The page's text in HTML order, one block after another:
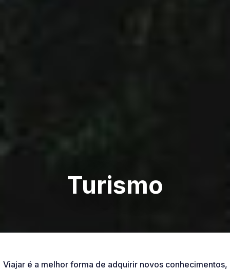
Turismo
Viajar é a melhor forma de adquirir novos conhecimentos,